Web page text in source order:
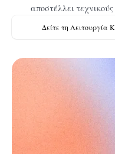
αποστέλλει
Δείτε τη Λειτουργία